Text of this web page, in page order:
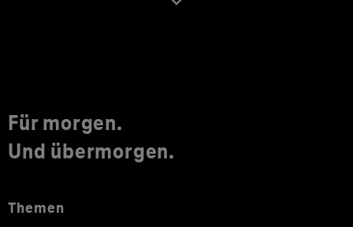
Für morgen.
Und übermorgen.
Themen